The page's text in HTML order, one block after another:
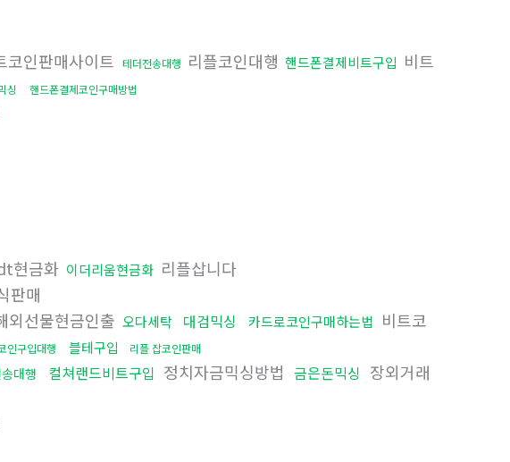
코인판매사이트 테더전송대행 리플코인대행 핸드폰결제비트구입 비트
싱 핸드폰결제코인구매방법
현금화 이더리움현금화 리플삽니다
판매
외선물현금인출 오다세탁 대검믹싱 카드로코인구매하는법 비트코
인구입대행 블테구입
리플 잡코인판매
대행 컬쳐랜드비트구입 정치자금믹싱방법 금은돈믹싱 장외거래